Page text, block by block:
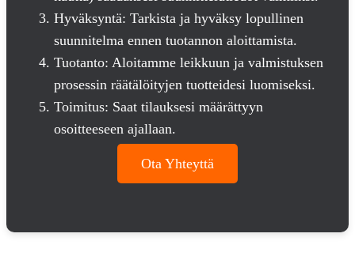
Hyväksyntä: Tarkista ja hyväksy lopullinen
suunnitelma ennen tuotannon aloittamista.
Tuotanto: Aloitamme leikkuun ja valmistuksen
prosessin räätälöityjen tuotteidesi luomiseksi.
Toimitus: Saat tilauksesi määrättyyn
osoitteeseen ajallaan.
Ota Yhteyttä